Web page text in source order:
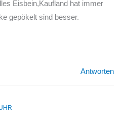
Eisbein,Kaufland hat immer
gepökelt sind besser.
Antworten